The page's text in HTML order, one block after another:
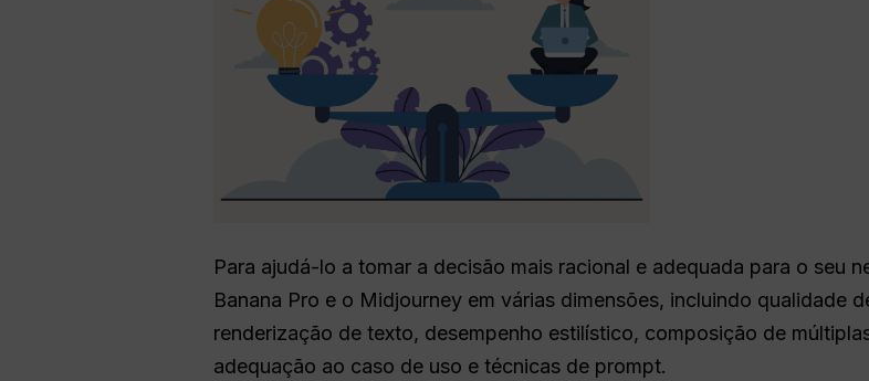
Para ajudá-lo a tomar a decisão mais racional e adequada para o seu
Banana Pro e o Midjourney em várias dimensões, incluindo qualidade
renderização de texto, desempenho estilístico, composição de
adequação ao caso de uso e técnicas de prompt.